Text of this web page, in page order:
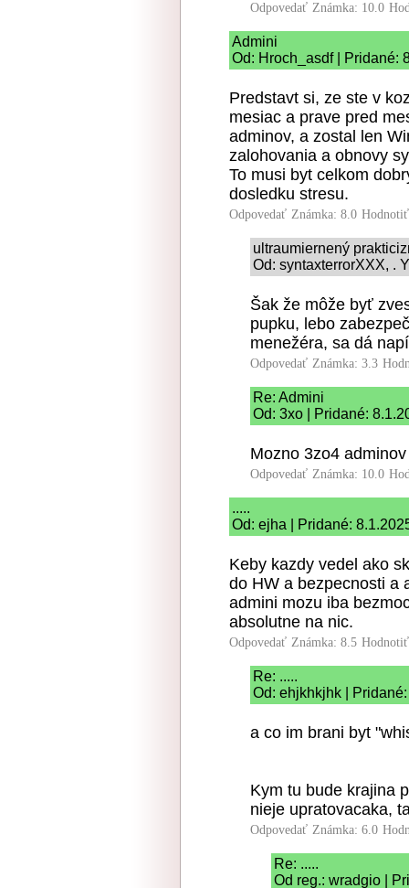
Odpovedať Známka: 10.0
Admini
Od: Hroch_asdf | Pridané:
Predstavt si, ze ste v
mesiac a prave pred
adminov, a zostal len
zalohovania a obnovy
To musi byt celkom
dosledku stresu.
Odpovedať Známka: 8.0
ultraumiernený
Od: syntaxterrorXXX, .
Šak že môže byť
pupku, lebo
menežéra, sa dá
Odpovedať Známka: 3.3
Re: Admini
Od: 3xo | Pridané:
Mozno 3zo4
Odpovedať Známka: 10.0
.....
Od: ejha | Pridané:
Keby kazdy vedel ako
do HW a bezpecnosti a
admini mozu iba
absolutne na nic.
Odpovedať Známka: 8.5
Re: .....
Od: ehjkhkjhk |
a co im brani byt
Kym tu bude krajina
nieje upratovacaka,
Odpovedať Známka: 6.0
Re: .....
Od reg.: wradgio |